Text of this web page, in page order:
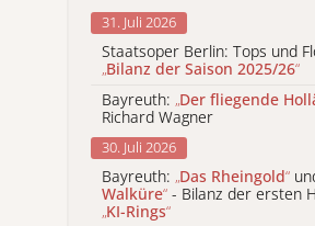
31. Juli 2026
Staatsoper Berlin: Tops und
„Bilanz der Saison 2025/26“
Bayreuth: „Der fliegende
Richard Wagner
30. Juli 2026
Bayreuth: „Das Rheingold“
Walküre“ - Bilanz der ersten
„KI-Rings“